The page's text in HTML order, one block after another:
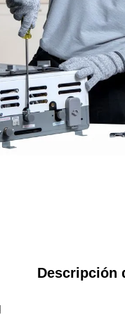
Descripción